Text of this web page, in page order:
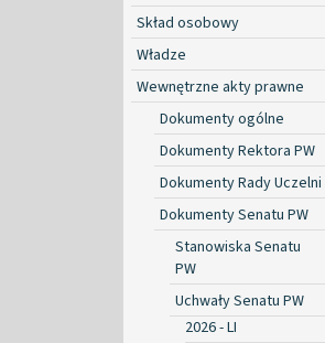
Skład osobowy
Władze
Wewnętrzne akty prawne
Dokumenty ogólne
Dokumenty Rektora PW
Dokumenty Rady Uczelni
Dokumenty Senatu PW
Stanowiska Senatu
PW
Uchwały Senatu PW
2026 - LI